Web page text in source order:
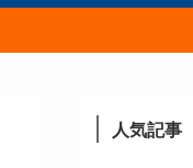
人気記事